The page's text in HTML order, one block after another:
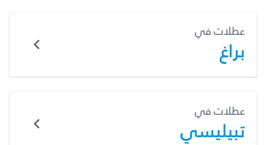
عطلات في
براغ
عطلات في
تبيليسي